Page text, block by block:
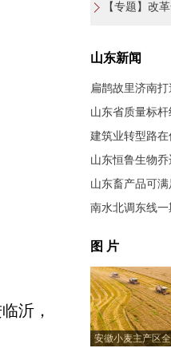
沂，
【专题】改
山东新闻
扁鹊故里济南
山东省质量标
建筑业转型路
山东恒鲁生物
山东畜产品可
南水北调东线
图 片
安徽小麦主产区